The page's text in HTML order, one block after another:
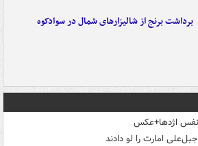
برداشت برنج از شالیزارهای شمال در سوادکوه
نفس اژدها+عکس
امارت را لو دادند